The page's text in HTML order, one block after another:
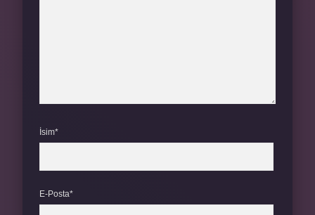
İsim*
E-Posta*